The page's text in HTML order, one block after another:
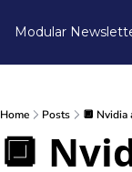
Modular
Home Posts 🔲 Nvidia
🔲